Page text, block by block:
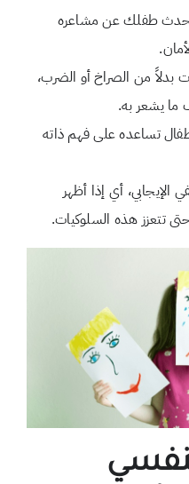
طفلك عن مشاعره
بدلاً من الصراخ أو الضرب،
يشعر به.
تساعده على فهم ذاته
الإيجابي، أي إذا أظهر
تتعزز هذه السلوكيات.